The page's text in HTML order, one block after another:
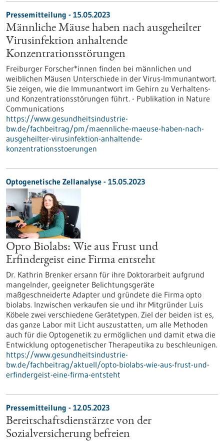
Pressemitteilung - 15.05.2023
Männliche Mäuse haben nach ausgeheilter
Virusinfektion anhaltende
Konzentrationsstörungen
Freiburger Forscher*innen finden bei männlichen und
weiblichen Mäusen Unterschiede in der Virus-Immunantwort.
Sie zeigen, wie die Immunantwort im Gehirn zu Verhaltens-
und Konzentrationsstörungen führt. - Publikation in Nature
Communications
https://www.gesundheitsindustrie-
bw.de/fachbeitrag/pm/maennliche-maeuse-haben-nach-
ausgeheilter-virusinfektion-anhaltende-
konzentrationsstoerungen
Optogenetische Zellanalyse - 15.05.2023
Opto Biolabs: Wie aus Frust und
Erfindergeist eine Firma entsteht
Dr. Kathrin Brenker ersann für ihre Doktorarbeit aufgrund
mangelnder, geeigneter Belichtungsgeräte
maßgeschneiderte Adapter und gründete die Firma opto
biolabs. Inzwischen verkaufen sie und ihr Mitgründer Luis
Köbele zwei verschiedene Gerätetypen. Ziel der beiden ist es,
das ganze Labor mit Licht auszustatten, um alle Methoden
auch für die Optogenetik zu ermöglichen und damit etwa die
Entwicklung optogenetischer Therapeutika zu beschleunigen.
https://www.gesundheitsindustrie-
bw.de/fachbeitrag/aktuell/opto-biolabs-wie-aus-frust-und-
erfindergeist-eine-firma-entsteht
Pressemitteilung - 12.05.2023
Bereitschaftsdienstärzte von der
Sozialversicherung befreien